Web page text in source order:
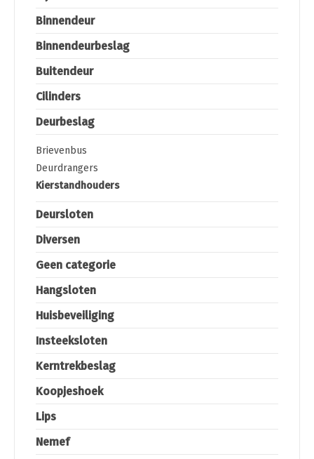
Binnendeur
Binnendeurbeslag
Buitendeur
Cilinders
Deurbeslag
Brievenbus
Deurdrangers
Kierstandhouders
Deursloten
Diversen
Geen categorie
Hangsloten
Huisbeveiliging
Insteeksloten
Kerntrekbeslag
Koopjeshoek
Lips
Nemef